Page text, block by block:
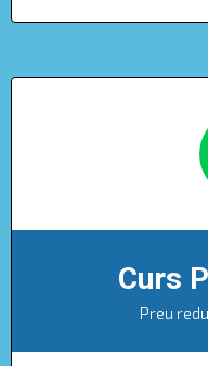
Curs
Preu